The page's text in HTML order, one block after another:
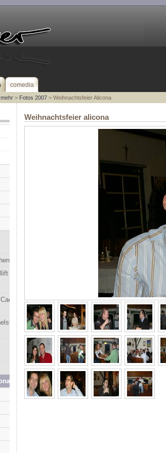
comedia
> Fotos 2007> Weihnachtsfeier Alicona
-
Weihnachtsfeier alicona